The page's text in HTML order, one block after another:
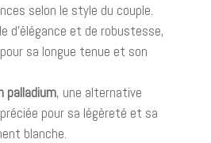
selon le style du couple.
d’élégance et de robustesse,
sa longue tenue et son
palladium, une alternative
pour sa légèreté et sa
blanche.